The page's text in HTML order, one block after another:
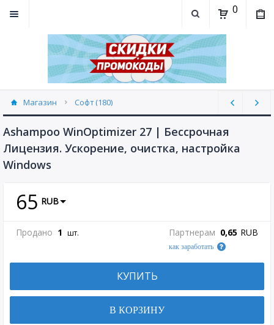
0
Магазин Софт (180)
Ashampoo WinOptimizer 27 | Бессрочная
Лицензия. Ускорение, очистка, настройка
Windows
65 RUB
Продано 1 шт. Партнерам 0,65 RUB
как заработать
КУПИТЬ
В КОРЗИНУ